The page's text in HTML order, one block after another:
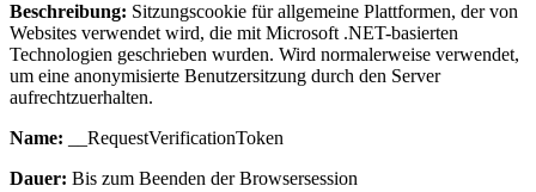
Beschreibung: Sitzungscookie für allgemeine Plattformen, der von
Websites verwendet wird, die mit Microsoft .NET-basierten
Technologien geschrieben wurden. Wird normalerweise verwendet,
um eine anonymisierte Benutzersitzung durch den Server
aufrechtzuerhalten.
Name: __RequestVerificationToken
Dauer: Bis zum Beenden der Browsersession